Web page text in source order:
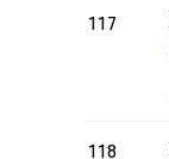
117
118